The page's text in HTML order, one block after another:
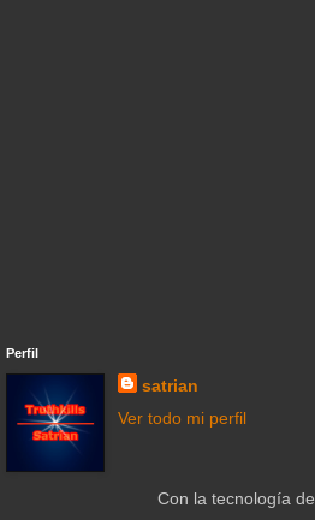
Perfil
satrian
Ver todo mi perfil
Con la tecnología de